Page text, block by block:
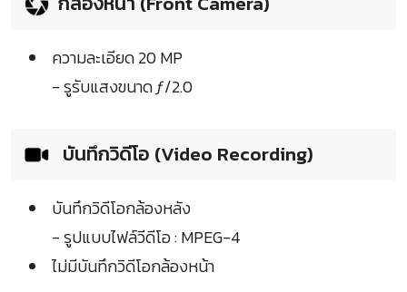
ความละเอียด 20 MP
- รูรับแสงขนาด ƒ/2.0
บันทึกวิดีโอ (Video Recording)
บันทึกวิดีโอกล้องหลัง
- รูปแบบไฟล์วีดีโอ : MPEG-4
ไม่มีบันทึกวิดีโอกล้องหน้า